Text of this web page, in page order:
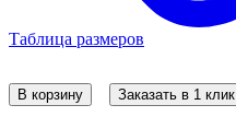
Таблица размеров
В корзину Заказать в 1 клик